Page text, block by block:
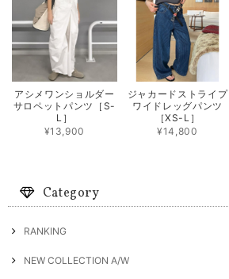
アシメワンショルダー
サロペットパンツ［S-
L］
¥13,900
ジャカードストライプ
ワイドレッグパンツ
［XS-L］
¥14,800
Category
RANKING
NEW COLLECTION A/W